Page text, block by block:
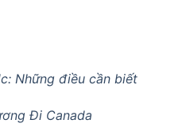
Những điều cần biết
Đi Canada